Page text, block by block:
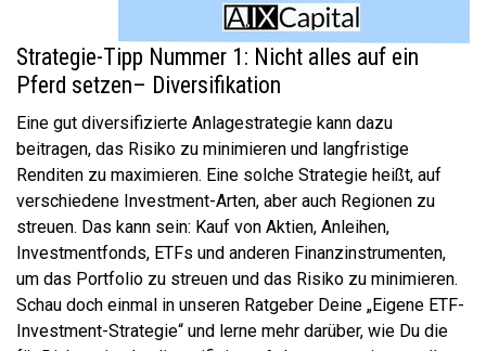
Strategie-Tipp Nummer 1: Nicht alles auf ein
Pferd setzen– Diversifikation
Eine gut diversifizierte Anlagestrategie kann dazu
beitragen, das Risiko zu minimieren und langfristige
Renditen zu maximieren. Eine solche Strategie heißt, auf
verschiedene Investment-Arten, aber auch Regionen zu
streuen. Das kann sein: Kauf von Aktien, Anleihen,
Investmentfonds, ETFs und anderen Finanzinstrumenten,
um das Portfolio zu streuen und das Risiko zu minimieren.
Schau doch einmal in unseren Ratgeber Deine „Eigene ETF-
Investment-Strategie“ und lerne mehr darüber, wie Du die